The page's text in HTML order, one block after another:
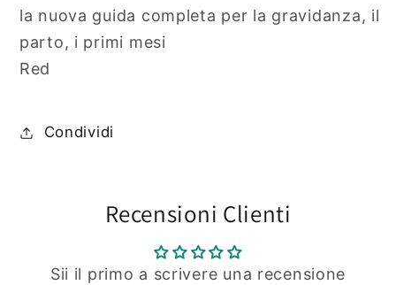
la nuova guida completa per la gravidanza, il
parto, i primi mesi
Red
Condividi
Recensioni Clienti
Sii il primo a scrivere una recensione